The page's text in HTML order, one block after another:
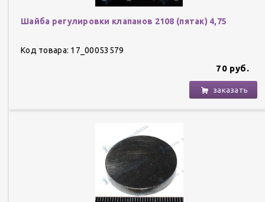
Шайба регулировки клапанов 2108 (пятак) 4,75
Код товара: 17_00053579
70 руб.
заказать